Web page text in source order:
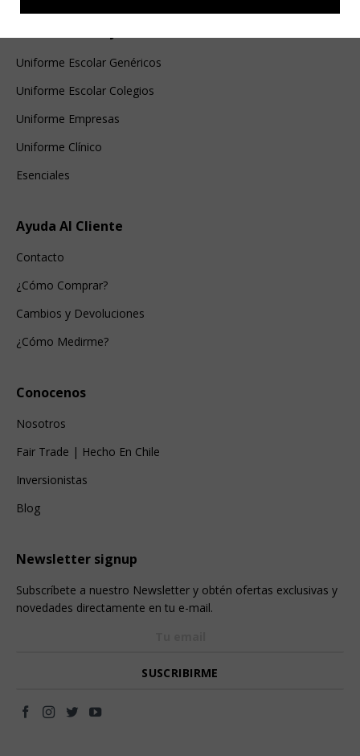
Uniforme Escolar Genéricos
Uniforme Escolar Colegios
Uniforme Empresas
Uniforme Clínico
Esenciales
Ayuda Al Cliente
Contacto
¿Cómo Comprar?
Cambios y Devoluciones
¿Cómo Medirme?
Conocenos
Nosotros
Fair Trade | Hecho En Chile
Inversionistas
Blog
Newsletter signup
Subscríbete a nuestro Newsletter y obtén ofertas exclusivas y
novedades directamente en tu e-mail.